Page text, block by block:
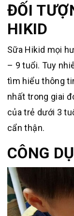
ĐỐI
HIKID
Sữa Hikid mọi
– 9 tuổi. Tuy
tìm hiểu thông
nhất trong giai
của trẻ dưới 3
cẩn thận.
CÔNG